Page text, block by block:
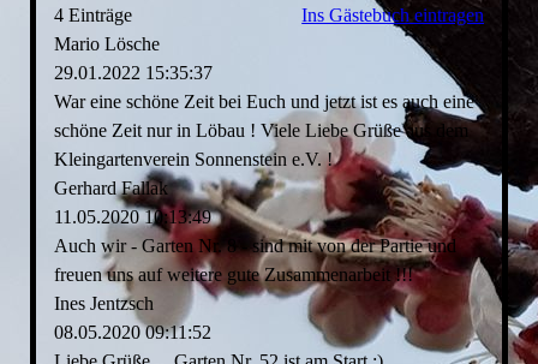
4 Einträge
Ins Gästebuch eintragen
Mario Lösche
29.01.2022 15:35:37
War eine schöne Zeit bei Euch und jetzt ist es auch eine
schöne Zeit nur in Löbau ! Viele Liebe Grüße aus dem
Kleingartenverein Sonnenstein e.V. !
Gerhard Fallak
11.05.2020 10:13:49
Auch wir - Garten Nr. 8 - sind mit von der Partie und
freuen uns auf weitere gute Zusammenarbeit !!!
Ines Jentzsch
08.05.2020 09:11:52